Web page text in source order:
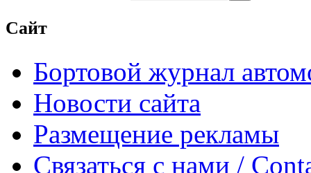
Сайт
Бортовой журнал
Новости сайта
Размещение рекламы
Связаться с нами /